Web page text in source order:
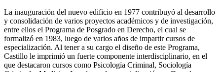
La inauguración del nuevo edificio en 1977 contribuyó al desarrollo
y consolidación de varios proyectos académicos y de investigación,
entre ellos el Programa de Posgrado en Derecho, el cual se
formalizó en 1983, luego de varios años de impartir cursos de
especialización. Al tener a su cargo el diseño de este Programa,
Castillo le imprimió un fuerte componente interdisciplinario, en el
que destacaron cursos como Psicología Criminal, Sociología